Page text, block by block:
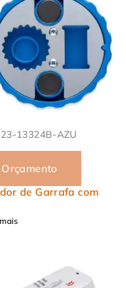
23-13324B-AZU
Orçamento
de Garrafa com